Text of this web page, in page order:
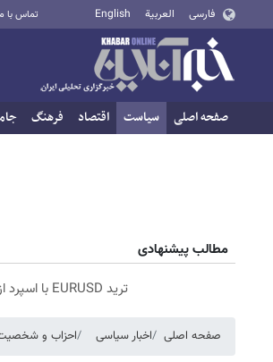
فارسی العربية English تماس با
صفحه اصلی سیاست اقتصاد فرهنگ
مطالب پیشنهادی
ترید EURUSD با اسپرد از صفر پیپ
صفحه اصلی اخبار سیاسی احزاب و